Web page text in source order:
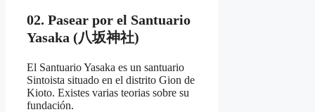
02. Pasear por el Santuario
Yasaka (八坂神社)
El Santuario Yasaka es un santuario
Sintoista situado en el distrito Gion de
Kioto. Existes varias teorias sobre su
fundación.